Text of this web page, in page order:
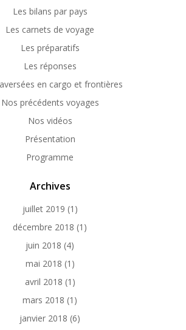
Les bilans par pays
Les carnets de voyage
Les préparatifs
Les réponses
en cargo et frontières
Nos précédents voyages
Nos vidéos
Présentation
Programme
Archives
juillet 2019 (1)
décembre 2018 (1)
juin 2018 (4)
mai 2018 (1)
avril 2018 (1)
mars 2018 (1)
janvier 2018 (6)